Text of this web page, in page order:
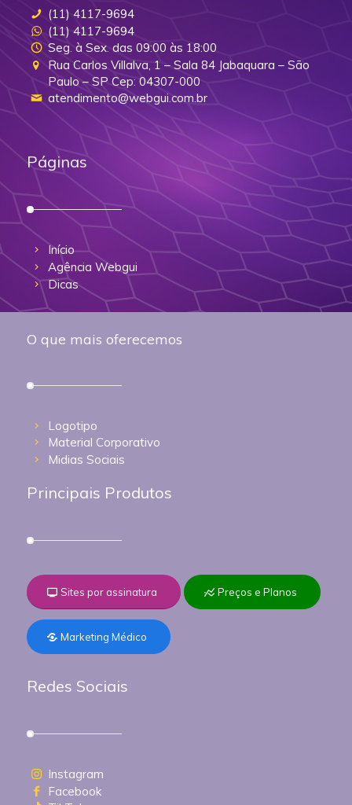
(11) 4117-9694
(11) 4117-9694
Seg. à Sex. das 09:00 às 18:00
Rua Carlos Villalva, 1 – Sala 84 Jabaquara – São
Paulo – SP Cep: 04307-000
atendimento@webgui.com.br
Páginas
Início
Agência Webgui
Dicas
O que mais oferecemos
Logotipo
Material Corporativo
Midias Sociais
Principais Produtos
Sites por assinatura Preços e Planos
Marketing Médico
Redes Sociais
Instagram
Facebook